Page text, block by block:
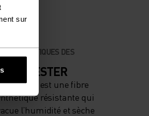
sur
DES
POLYESTER
polyester est une fibre
résistante qui
l’humidité et sèche